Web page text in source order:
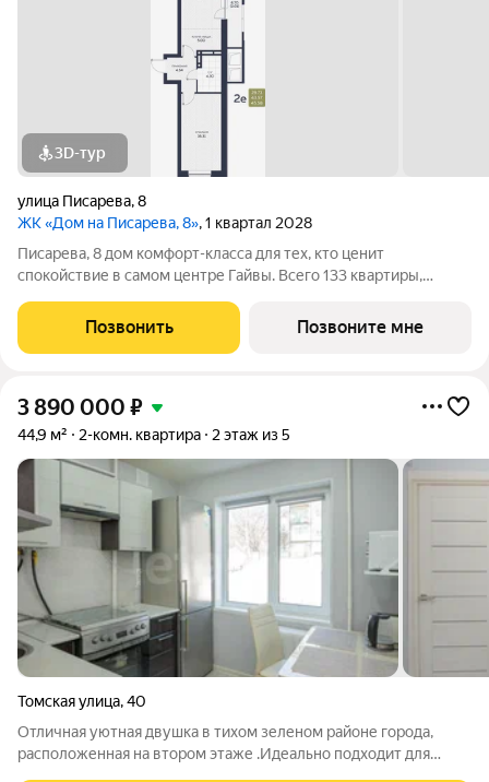
3D-тур
улица Писарева,8
ЖК «Дом на Писарева, 8», 1 квартал 2028
Писарева, 8 дом комфорт-класса для тех, кто ценит
спокойствие в самом центре Гайвы. Всего 133 квартиры,
зарубежного производства. Всё необходимое в пешей
доступности: детские сады и гимназия,
Позвонить Позвоните мне
3 890 000 ₽
44,9 м² 2-комн. квартира 2 этаж из 5
Томская улица,40
Отличная уютная двушка в тихом зеленом районе города,
расположенная на втором этаже .Идеально подходит для